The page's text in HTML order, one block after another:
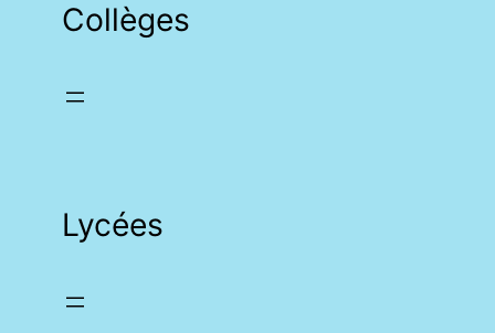
Collèges
Lycées